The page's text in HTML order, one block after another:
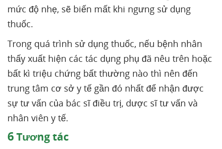
mức độ nhẹ, sẽ biến mất khi ngưng sử dụng
thuốc.
Trong quá trình sử dụng thuốc, nếu bệnh nhân
thấy xuất hiện các tác dụng phụ đã nêu trên hoặc
bất kì triệu chứng bất thường nào thì nên đến
trung tâm cơ sở y tế gần đó nhất để nhận được
sự tư vấn của bác sĩ điều trị, dược sĩ tư vấn và
nhân viên y tế.
6Tương tác